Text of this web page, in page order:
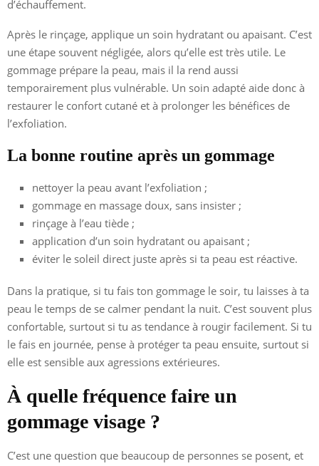
d’échauffement.
Après le rinçage, applique un soin hydratant ou apaisant. C’est
une étape souvent négligée, alors qu’elle est très utile. Le
gommage prépare la peau, mais il la rend aussi
temporairement plus vulnérable. Un soin adapté aide donc à
restaurer le confort cutané et à prolonger les bénéfices de
l’exfoliation.
La bonne routine après un gommage
nettoyer la peau avant l’exfoliation ;
gommage en massage doux, sans insister ;
rinçage à l’eau tiède ;
application d’un soin hydratant ou apaisant ;
éviter le soleil direct juste après si ta peau est réactive.
Dans la pratique, si tu fais ton gommage le soir, tu laisses à ta
peau le temps de se calmer pendant la nuit. C’est souvent plus
confortable, surtout si tu as tendance à rougir facilement. Si tu
le fais en journée, pense à protéger ta peau ensuite, surtout si
elle est sensible aux agressions extérieures.
À quelle fréquence faire un
gommage visage ?
C’est une question que beaucoup de personnes se posent, et